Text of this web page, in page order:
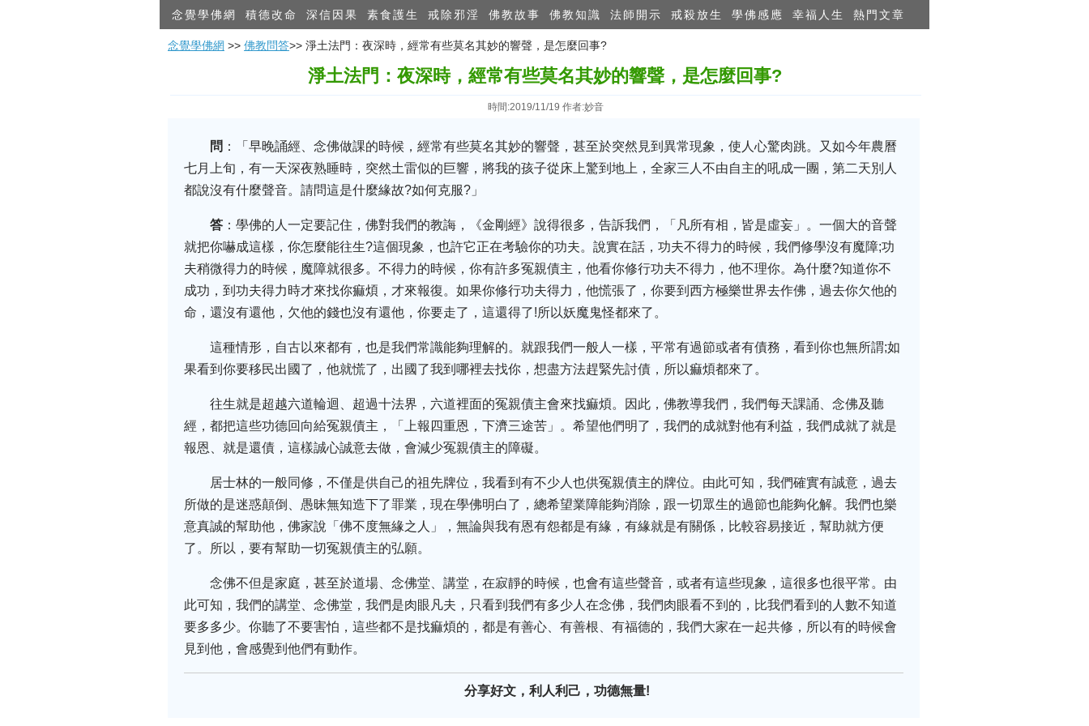
念覺學佛網 積德改命 深信因果 素食護生 戒除邪淫 佛教故事 佛教知識 法師開示 戒殺放生 學佛感應 幸福人生 熱門文章
念覺學佛網 >> 佛教問答>> 淨土法門：夜深時，經常有些莫名其妙的響聲，是怎麼回事?
淨土法門：夜深時，經常有些莫名其妙的響聲，是怎麼回事?
時間:2019/11/19 作者:妙音
問 ：「早晚誦經、念佛做課的時候，經常有些莫名其妙的響聲，甚至於突然見到異常現象，使人心驚肉跳。又如今年農曆
七月上旬，有一天深夜熟睡時，突然土雷似的巨響，將我的孩子從床上驚到地上，全家三人不由自主的吼成一團，第二天別人
都說沒有什麼聲音。請問這是什麼緣故?如何克服?」
答 ：學佛的人一定要記住，佛對我們的教誨，《金剛經》說得很多，告訴我們，「凡所有相，皆是虛妄」。一個大的音聲
就把你嚇成這樣，你怎麼能往生?這個現象，也許它正在考驗你的功夫。說實在話，功夫不得力的時候，我們修學沒有魔障;功
夫稍微得力的時候，魔障就很多。不得力的時候，你有許多冤親債主，他看你修行功夫不得力，他不理你。為什麼?知道你不
成功，到功夫得力時才來找你痲煩，才來報復。如果你修行功夫得力，他慌張了，你要到西方極樂世界去作佛，過去你欠他的
命，還沒有還他，欠他的錢也沒有還他，你要走了，這還得了!所以妖魔鬼怪都來了。
這種情形，自古以來都有，也是我們常識能夠理解的。就跟我們一般人一樣，平常有過節或者有債務，看到你也無所謂;如
果看到你要移民出國了，他就慌了，出國了我到哪裡去找你，想盡方法趕緊先討債，所以痲煩都來了。
往生就是超越六道輪迴、超過十法界，六道裡面的冤親債主會來找痲煩。因此，佛教導我們，我們每天課誦、念佛及聽
經，都把這些功德回向給冤親債主，「上報四重恩，下濟三途苦」。希望他們明了，我們的成就對他有利益，我們成就了就是
報恩、就是還債，這樣誠心誠意去做，會減少冤親債主的障礙。
居士林的一般同修，不僅是供自己的祖先牌位，我看到有不少人也供冤親債主的牌位。由此可知，我們確實有誠意，過去
所做的是迷惑顛倒、愚昧無知造下了罪業，現在學佛明白了，總希望業障能夠消除，跟一切眾生的過節也能夠化解。我們也樂
意真誠的幫助他，佛家說「佛不度無緣之人」，無論與我有恩有怨都是有緣，有緣就是有關係，比較容易接近，幫助就方便
了。所以，要有幫助一切冤親債主的弘願。
念佛不但是家庭，甚至於道場、念佛堂、講堂，在寂靜的時候，也會有這些聲音，或者有這些現象，這很多也很平常。由
此可知，我們的講堂、念佛堂，我們是肉眼凡夫，只看到我們有多少人在念佛，我們肉眼看不到的，比我們看到的人數不知道
要多多少。你聽了不要害怕，這些都不是找痲煩的，都是有善心、有善根、有福德的，我們大家在一起共修，所以有的時候會
見到他，會感覺到他們有動作。
分享好文，利人利己，功德無量!